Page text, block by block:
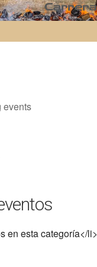
events
en esta categoría</li>